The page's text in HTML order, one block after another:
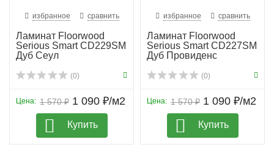
избранное сравнить
Ламинат Floorwood
Serious Smart CD229SM
Дуб Сеул
(0)
1 570 ₽
Цена: 1 090 ₽/м2
Купить
избранное сравнить
Ламинат Floorwood
Serious Smart CD227SM
Дуб Провиденс
(0)
1 570 ₽
Цена: 1 090 ₽/м2
Купить